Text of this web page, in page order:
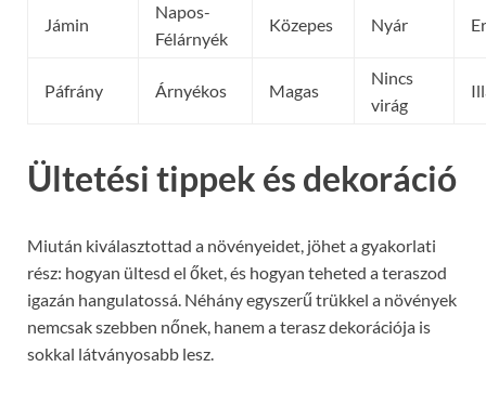
Jámin
Napos-
Félárnyék
Közepes Nyár
Páfrány Árnyékos Magas
Nincs
virág
Ültetési tippek és dekoráció
Miután kiválasztottad a növényeidet, jöhet a gyakorlati
rész: hogyan ültesd el őket, és hogyan teheted a teraszod
igazán hangulatossá. Néhány egyszerű trükkel a növények
nemcsak szebben nőnek, hanem a terasz dekorációja is
sokkal látványosabb lesz.